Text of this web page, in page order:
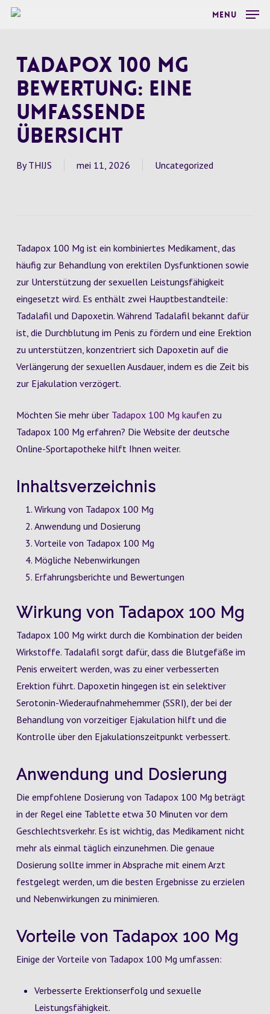
Skip
content
Menu
Tadapox 100 Mg
Bewertung: Eine
umfassende
Übersicht
By THIJS mei 11, 2026 Uncategorized
Tadapox 100 Mg ist ein kombiniertes Medikament, das
häufig zur Behandlung von erektilen Dysfunktionen sowie
zur Unterstützung der sexuellen Leistungsfähigkeit
eingesetzt wird. Es enthält zwei Hauptbestandteile:
Tadalafil und Dapoxetin. Während Tadalafil bekannt dafür
ist, die Durchblutung im Penis zu fördern und eine Erektion
zu unterstützen, konzentriert sich Dapoxetin auf die
Verlängerung der sexuellen Ausdauer, indem es die Zeit bis
zur Ejakulation verzögert.
Möchten Sie mehr über Tadapox 100 Mg kaufen zu
Tadapox 100 Mg erfahren? Die Website der deutsche
Online-Sportapotheke hilft Ihnen weiter.
Inhaltsverzeichnis
Wirkung von Tadapox 100 Mg
Anwendung und Dosierung
Vorteile von Tadapox 100 Mg
Mögliche Nebenwirkungen
Erfahrungsberichte und Bewertungen
Wirkung von Tadapox 100 Mg
Tadapox 100 Mg wirkt durch die Kombination der beiden
Wirkstoffe. Tadalafil sorgt dafür, dass die Blutgefäße im
Penis erweitert werden, was zu einer verbesserten
Erektion führt. Dapoxetin hingegen ist ein selektiver
Serotonin-Wiederaufnahmehemmer (SSRI), der bei der
Behandlung von vorzeitiger Ejakulation hilft und die
Kontrolle über den Ejakulationszeitpunkt verbessert.
Anwendung und Dosierung
Die empfohlene Dosierung von Tadapox 100 Mg beträgt
in der Regel eine Tablette etwa 30 Minuten vor dem
Geschlechtsverkehr. Es ist wichtig, das Medikament nicht
mehr als einmal täglich einzunehmen. Die genaue
Dosierung sollte immer in Absprache mit einem Arzt
festgelegt werden, um die besten Ergebnisse zu erzielen
und Nebenwirkungen zu minimieren.
Vorteile von Tadapox 100 Mg
Einige der Vorteile von Tadapox 100 Mg umfassen:
Verbesserte Erektionserfolg und sexuelle
Leistungsfähigkeit.